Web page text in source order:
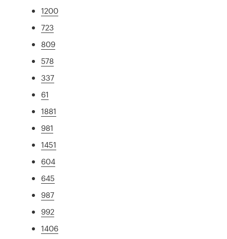
1200
723
809
578
337
61
1881
981
1451
604
645
987
992
1406